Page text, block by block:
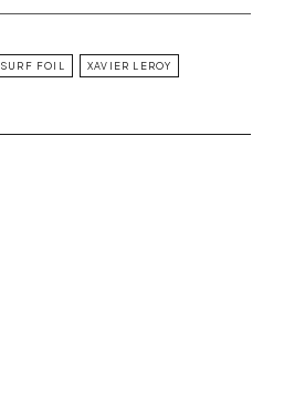
SURF FOIL XAVIER LEROY